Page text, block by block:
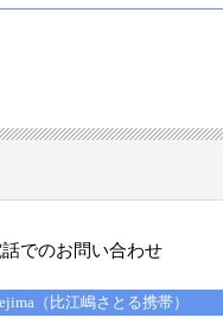
でのお問い合わせ
（比江嶋さとる携帯）